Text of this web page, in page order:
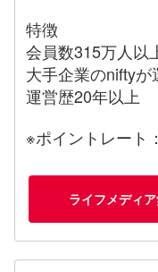
特徴
会員数315万人以
大手企業のniftyが
運営歴20年以上
※ポイントレート
ライフメディ